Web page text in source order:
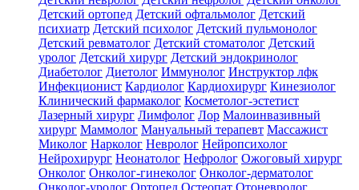
Детский ортопед Детский офтальмолог Детский
психиатр Детский психолог Детский пульмонолог
Детский ревматолог Детский стоматолог Детский
уролог Детский хирург Детский эндокринолог
Диабетолог Диетолог Иммунолог Инструктор лфк
Инфекционист Кардиолог Кардиохирург Кинезиолог
Клинический фармаколог Косметолог-эстетист
Лазерный хирург Лимфолог Лор Малоинвазивный
хирург Маммолог Мануальный терапевт Массажист
Миколог Нарколог Невролог Нейропсихолог
Нейрохирург Неонатолог Нефролог Ожоговый хирург
Онколог Онколог-гинеколог Онколог-дерматолог
Онколог-уролог Ортопед Остеопат Отоневролог